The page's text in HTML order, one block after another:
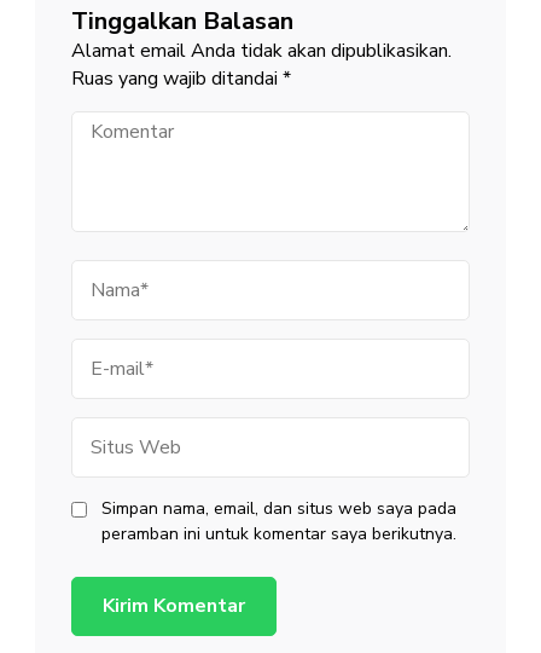
Tinggalkan Balasan
Alamat email Anda tidak akan dipublikasikan.
Ruas yang wajib ditandai *
Komentar
mail
Web
Simpan nama, email, dan situs web saya pada
peramban ini untuk komentar saya berikutnya.